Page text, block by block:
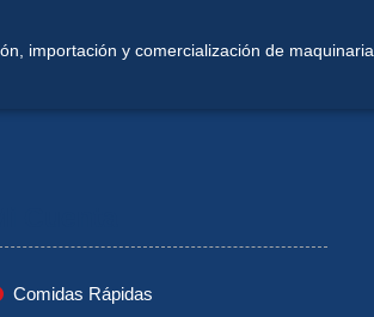
importación y comercialización de maquinaria,
Comidas Rápidas